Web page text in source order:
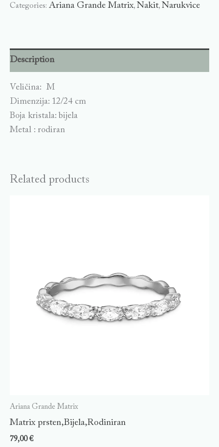
Categories: Ariana Grande Matrix, Nakit, Narukvice
Description
Veličina: M
Dimenzija: 12/24 cm
Boja kristala: bijela
Metal : rodiran
Related products
Ariana Grande Matrix
Matrix prsten,Bijela,Rodiniran
79,00€